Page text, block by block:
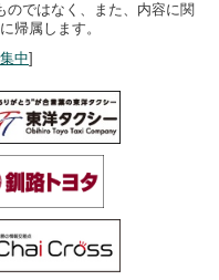
のではなく、また、内容に関
帰属します。
中]